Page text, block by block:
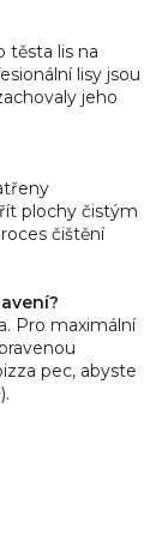
těsta lis na
lisy jsou
jeho
plochy čistým
čištění
Pro maximální
pec, abyste